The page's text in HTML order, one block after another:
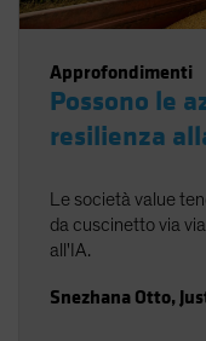
Approfondimenti
Possono le
resilienza
Le società value
da cuscinetto via
all'IA.
Snezhana Otto,